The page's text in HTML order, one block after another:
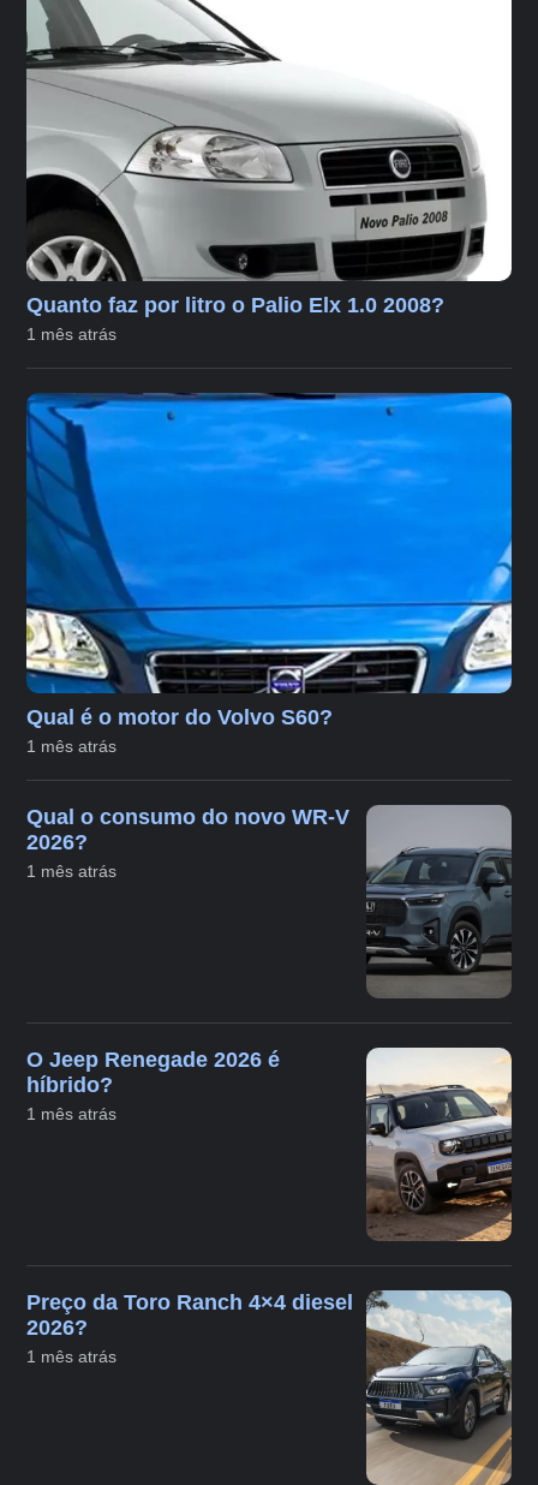
Quanto faz por litro o Palio Elx 1.0 2008?
1 mês atrás
Qual é o motor do Volvo S60?
1 mês atrás
Qual o consumo do novo WR-V
2026?
1 mês atrás
O Jeep Renegade 2026 é
híbrido?
1 mês atrás
Preço da Toro Ranch 4×4 diesel
2026?
1 mês atrás